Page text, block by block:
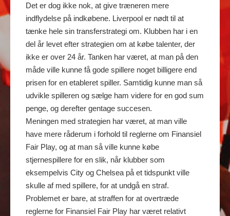
Det er dog ikke nok, at give træneren mere
indflydelse på indkøbene. Liverpool er nødt til at
tænke hele sin transferstrategi om. Klubben har i en
del år levet efter strategien om at købe talenter, der
ikke er over 24 år. Tanken har været, at man på den
måde ville kunne få gode spillere noget billigere end
prisen for en etableret spiller. Samtidig kunne man så
udvikle spilleren og sælge ham videre for en god sum
penge, og derefter gentage succesen.
Meningen med strategien har været, at man ville
have mere råderum i forhold til reglerne om Finansiel
Fair Play, og at man så ville kunne købe
stjernespillere for en slik, når klubber som
eksempelvis City og Chelsea på et tidspunkt ville
skulle af med spillere, for at undgå en straf.
Problemet er bare, at straffen for at overtræde
reglerne for Finansiel Fair Play har været relativt